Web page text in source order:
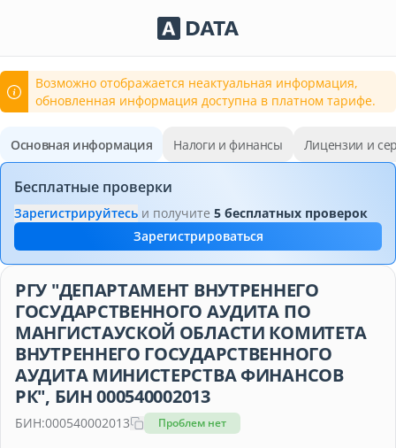
Сервисы Adata.kz
Возможно отображается неактуальная информация,
обновленная информация доступна в платном тарифе.
Основная информация Налоги и финансы Лицензии и
Бесплатные проверки
Зарегистрируйтесь и получите 5 бесплатных проверок
Зарегистрироваться
РГУ "ДЕПАРТАМЕНТ ВНУТРЕННЕГО
ГОСУДАРСТВЕННОГО АУДИТА ПО
МАНГИСТАУСКОЙ ОБЛАСТИ КОМИТЕТА
ВНУТРЕННЕГО ГОСУДАРСТВЕННОГО
АУДИТА МИНИСТЕРСТВА ФИНАНСОВ
РК", БИН 000540002013
БИН:000540002013 Проблем нет